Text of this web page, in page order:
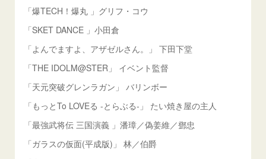
「爆TECH！爆丸 」グリフ・コウ
「SKET DANCE 」小田倉
「よんでますよ、アザゼルさん。」 下田下堂
「THE IDOLM@STER」 イベント監督
「天元突破グレンラガン」 バリンボー
「もっとTo LOVEる -とらぶる-」 たい焼き屋の主人
「最強武将伝 三国演義 」潘璋／偽姜維／鄧忠
「ガラスの仮面(平成版)」 林／伯爵